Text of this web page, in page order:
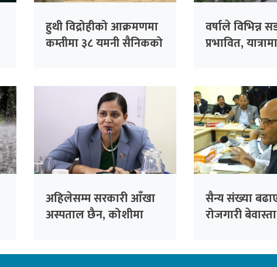
हुथी विद्रोहीको आक्रमणमा
कम्तीमा ३८ यमनी सैनिकको
वर्षाले विभिन्न
प्रभावित,
अहिलेसम्म सरकारी आँखा
अस्पताल छैन, कोशीमा
सैन्य संख्या
रोजगारी